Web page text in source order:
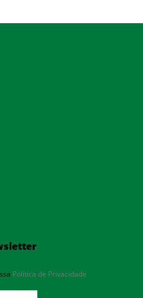
Política de Privacidade